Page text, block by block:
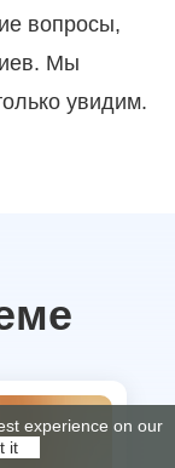
вопросы,
Мы
увидим.
experience on our
it